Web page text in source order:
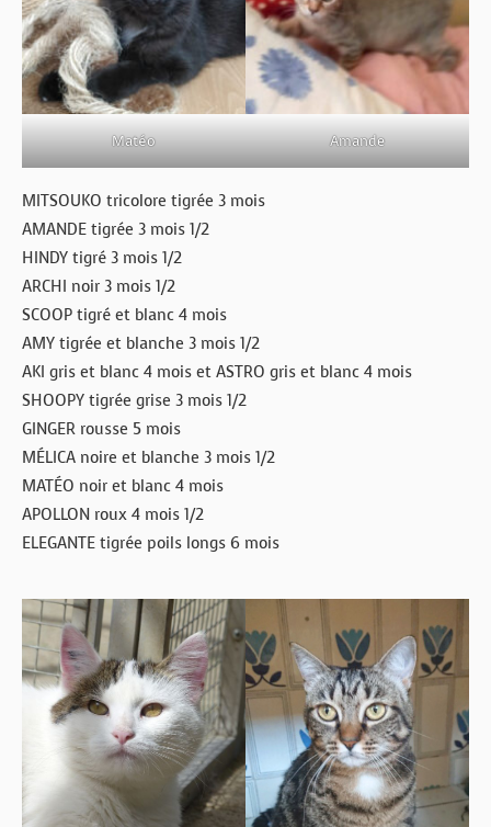
Matéo Amande
MITSOUKO tricolore tigrée 3 mois
AMANDE tigrée 3 mois 1/2
HINDY tigré 3 mois 1/2
ARCHI noir 3 mois 1/2
SCOOP tigré et blanc 4 mois
AMY tigrée et blanche 3 mois 1/2
AKI gris et blanc 4 mois et ASTRO gris et blanc 4 mois
SHOOPY tigrée grise 3 mois 1/2
GINGER rousse 5 mois
MÉLICA noire et blanche 3 mois 1/2
MATÉO noir et blanc 4 mois
APOLLON roux 4 mois 1/2
ELEGANTE tigrée poils longs 6 mois